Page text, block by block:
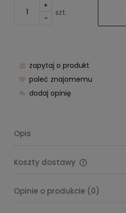
+
-
szt.
zapytaj o produkt
poleć znajomemu
dodaj opinię
Opis
Koszty dostawy
Opinie o produkcie (0)